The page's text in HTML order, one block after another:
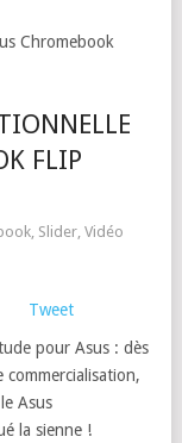
Chromebook
FLIP
, Slider, Vidéo
Tweet
pour Asus : dès
commercialisation,
Asus
la sienne !